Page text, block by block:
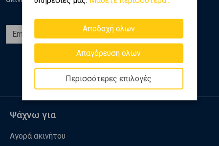
Αποδοχή όλων
Απαγόρευση όλων
Περισσότερες επιλογές
Εγγραφή
Ακολουθήστε μας
Ψάχνω για
Αγορά ακινήτου